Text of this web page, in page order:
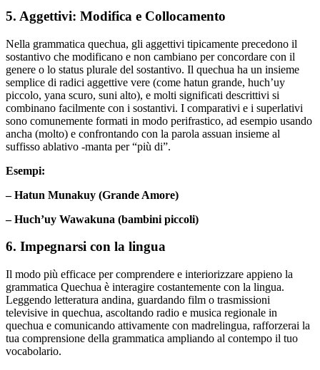
5. Aggettivi: Modifica e Collocamento
Nella grammatica quechua, gli aggettivi tipicamente precedono il
sostantivo che modificano e non cambiano per concordare con il
genere o lo status plurale del sostantivo. Il quechua ha un insieme
semplice di radici aggettive vere (come hatun grande, huch’uy
piccolo, yana scuro, suni alto), e molti significati descrittivi si
combinano facilmente con i sostantivi. I comparativi e i superlativi
sono comunemente formati in modo perifrastico, ad esempio usando
ancha (molto) e confrontando con la parola assuan insieme al
suffisso ablativo -manta per “più di”.
Esempi:
– Hatun Munakuy (Grande Amore)
– Huch’uy Wawakuna (bambini piccoli)
6. Impegnarsi con la lingua
Il modo più efficace per comprendere e interiorizzare appieno la
grammatica Quechua è interagire costantemente con la lingua.
Leggendo letteratura andina, guardando film o trasmissioni
televisive in quechua, ascoltando radio e musica regionale in
quechua e comunicando attivamente con madrelingua, rafforzerai la
tua comprensione della grammatica ampliando al contempo il tuo
vocabolario.